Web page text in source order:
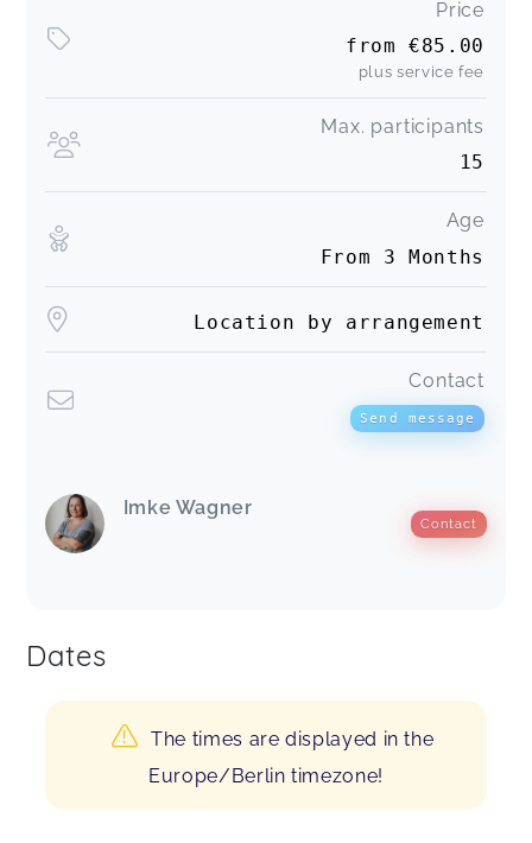
Price
from€85.00
plus service fee
Max. participants
15
Age
From 3 Months
Location by arrangement
Contact
Send message
Imke Wagner
Contact
Dates
The times are displayed in the
Europe/Berlin timezone!